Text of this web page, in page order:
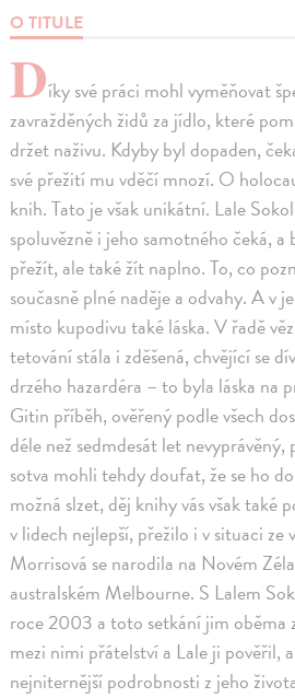
O TITULE
Díky své práci mohl vyměňovat
zavražděných židů za jídlo, které
držet naživu. Kdyby byl dopaden,
své přežití mu vděčí mnozí. O
knih. Tato je však unikátní. Lale
spoluvězně i jeho samotného čeká,
přežít, ale také žít naplno. To, co
současně plné naděje a odvahy. A v
místo kupodivu také láska. V řadě
tetování stála i zděšená, chvějící se
drzého hazardéra – to byla láska na
Gitin příběh, ověřený podle všech
déle než sedmdesát let
sotva mohli tehdy doufat, že se ho
možná slzet, děj knihy vás však také
v lidech nejlepší, přežilo i v situaci ze
Morrisová se narodila na Novém
australském Melbourne. S Lalem
roce 2003 a toto setkání jim oběma
mezi nimi přátelství a Lale ji pověřil,
nejniternější podrobnosti z jeho